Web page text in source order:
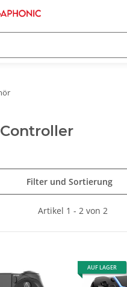
Filter und Sortierung
Artikel 1 - 2 von 2
AUF LAGER